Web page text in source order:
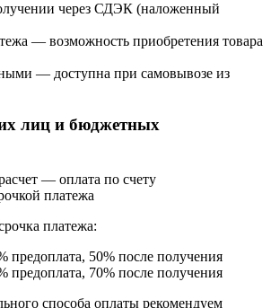
через СДЭК (наложенный
— возможность приобретения товара
— доступна при самовывозе из
лиц и бюджетных
— оплата по счету
платежа
платежа:
предоплата, 50% после получения
предоплата, 70% после получения
способа оплаты рекомендуем